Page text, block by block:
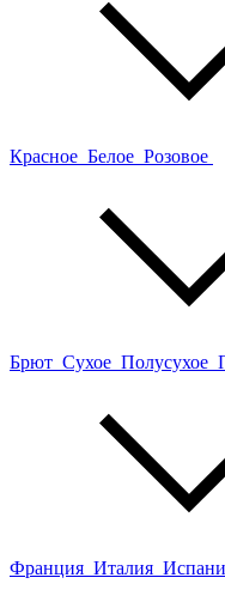
Красное Белое Розовое
Брют Сухое Полусухое
Франция Италия